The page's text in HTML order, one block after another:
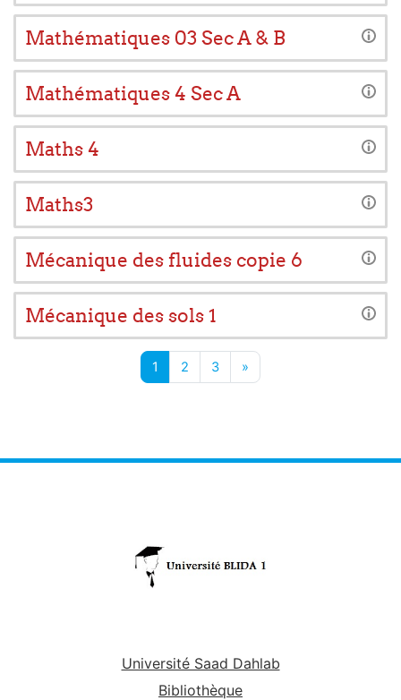
Mathématiques 03 Sec A & B
Mathématiques 4 Sec A
Maths 4
Maths3
Mécanique des fluides copie 6
Mécanique des sols 1
1 Page 1
2 Page 2
3Page 3
»
Université Saad Dahlab
Bibliothèque